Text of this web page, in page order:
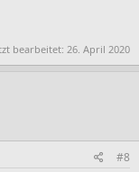
bearbeitet: 26. April 2020
#8